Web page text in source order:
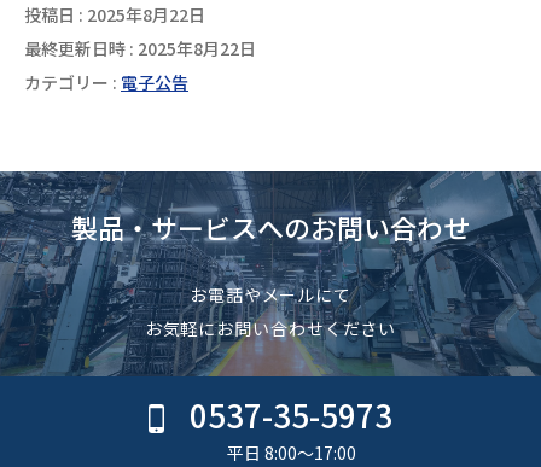
投稿日 : 2025年8月22日
最終更新日時 : 2025年8月22日
カテゴリー : 電子公告
製品・サービスへのお問い合わせ
お電話やメールにて
お気軽にお問い合わせください
0537-35-5973
平日 8:00〜17:00